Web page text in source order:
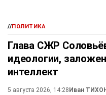
//ПОЛИТИКА
Глава СЖР
идеологии,
интеллект
5 августа 2026, 14:28 Иван